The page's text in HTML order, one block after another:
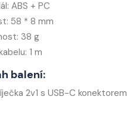
ABS + PC
58 * 8 mm
38 g
1 m
balení:
2v1 s USB-C konektorem